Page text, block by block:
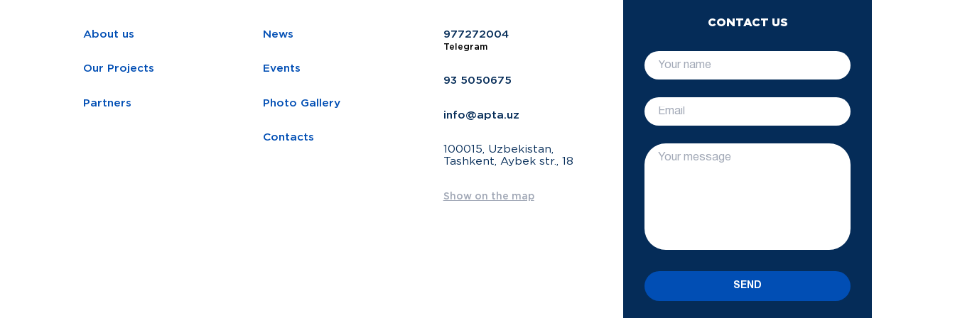
About us
Our Projects
Partners
News
Events
Photo Gallery
Contacts
977272004
Telegram
93 5050675
info@apta.uz
100015, Uzbekistan,
Tashkent, Aybek str., 18
Show on the map
CONTACT US
SEND